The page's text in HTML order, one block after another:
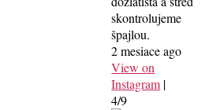
skontrolujeme
špajlou.
2 mesiace ago
View on
Instagram |
4/9